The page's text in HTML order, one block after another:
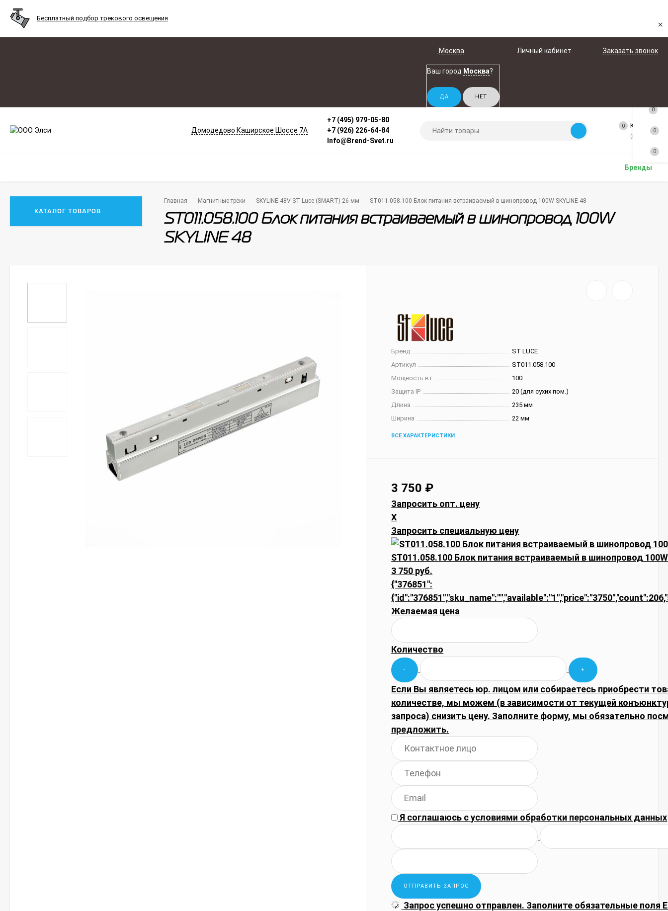
Бесплатный подбор трекового освещения
×
Москва
Ваш город Москва?
Личный кабинет Заказать звонок
Домодедово Каширское Шоссе 7А
+7 (495) 979-05-80
+7 (926) 226-64-84
Info@Brend-Svet.ru
0 Корзина
(пусто)
Бренды
КАТАЛОГ ТОВАРОВ
Главная Магнитные треки SKYLINE 48V ST Luce (SMART) 26 мм ST011.058.100 Блок питания встраиваемый в шинопровод 100W SKYLINE 48
ST011.058.100 Блок питания встраиваемый в шинопровод 100W
SKYLINE 48
Бренд
ST LUCE
Артикул
ST011.058.100
Мощность вт
100
Защита IP
20 (для сухих пом.)
Длина
235 мм
Ширина
22 мм
ВСЕ ХАРАКТЕРИСТИКИ
3 750 ₽
Запросить опт. цену
X
Запросить специальную цену
ST011.058.100 Блок питания встраиваемый в шинопровод 100W
3 750 руб.
{"376851":
Желаемая цена
Количество
Если Вы являетесь юр. лицом или собираетесь приобрести
количестве, мы можем (в зависимости от текущей
запроса) снизить цену. Заполните форму, мы обязательно
предложить.
Я соглашаюсь сусловиями обработки персональных данных
Запрос успешно отправлен. Заполните обязательные поля
0
0
0